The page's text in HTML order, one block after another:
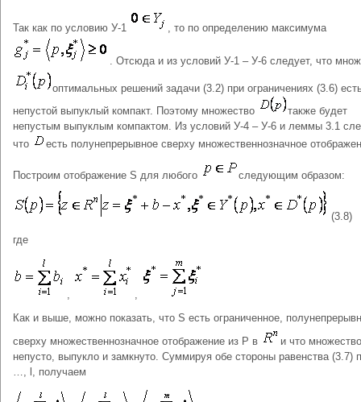
Так как по условию У‑1 , то по определению максимума
. Отсюда и из условий У‑1 – У‑6 следует, что
оптимальных решений задачи (3.2) при ограничениях (3.6)
непустой выпуклый компакт. Поэтому множество
также будет
непустым выпуклым компактом. Из условий У‑4 – У‑6 и леммы 3.1
что
есть полунепрерывное сверху множественнозначное
Построим отображение S для любого следующим образом:
(3.8)
где
,
,
Как и выше, можно показать, что S есть ограниченное,
сверху множественнозначное отображение из P в
и что
непусто, выпукло и замкнуто. Суммируя обе стороны равенства (3.7)
…, l, получаем